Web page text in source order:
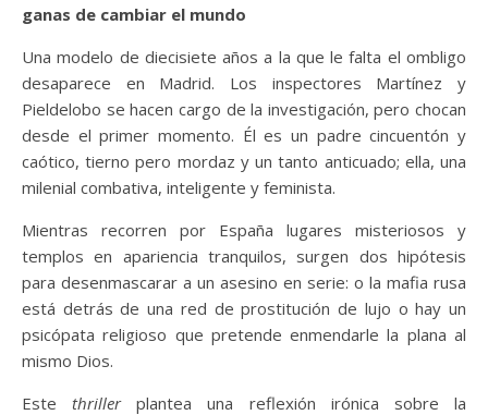
ganas de cambiar el mundo
Una modelo de diecisiete años a la que le falta el ombligo
desaparece en Madrid. Los inspectores Martínez y
Pieldelobo se hacen cargo de la investigación, pero chocan
desde el primer momento. Él es un padre cincuentón y
caótico, tierno pero mordaz y un tanto anticuado; ella, una
milenial combativa, inteligente y feminista.
Mientras recorren por España lugares misteriosos y
templos en apariencia tranquilos, surgen dos hipótesis
para desenmascarar a un asesino en serie: o la mafia rusa
está detrás de una red de prostitución de lujo o hay un
psicópata religioso que pretende enmendarle la plana al
mismo Dios.
Estethrillerplantea una reflexión irónica sobre la